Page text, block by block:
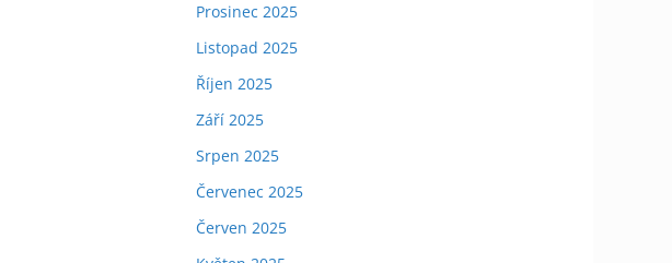
Prosinec 2025
Listopad 2025
Říjen 2025
Září 2025
Srpen 2025
Červenec 2025
Červen 2025